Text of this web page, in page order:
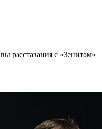
расставания с «Зенитом»